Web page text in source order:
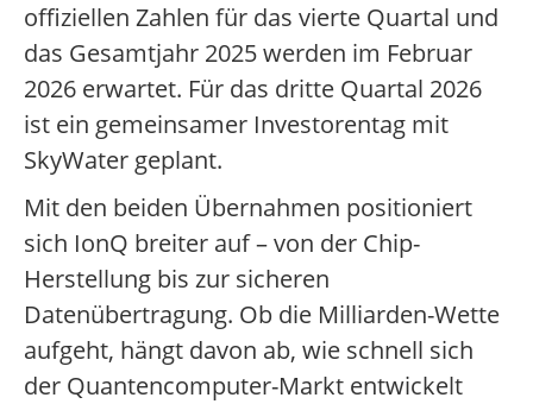
offiziellen Zahlen für das vierte Quartal und
das Gesamtjahr 2025 werden im Februar
2026 erwartet. Für das dritte Quartal 2026
ist ein gemeinsamer Investorentag mit
SkyWater geplant.
Mit den beiden Übernahmen positioniert
sich IonQ breiter auf – von der Chip-
Herstellung bis zur sicheren
Datenübertragung. Ob die Milliarden-Wette
aufgeht, hängt davon ab, wie schnell sich
der Quantencomputer-Markt entwickelt